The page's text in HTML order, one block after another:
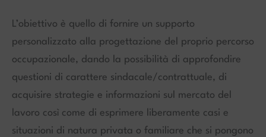
L’obiettivo è quello di fornire un supporto
personalizzato alla progettazione del proprio percorso
occupazionale, dando la possibilità di approfondire
questioni di carattere sindacale/contrattuale, di
acquisire strategie e informazioni sul mercato del
lavoro così come di esprimere liberamente casi e
situazioni di natura privata o familiare che si pongono